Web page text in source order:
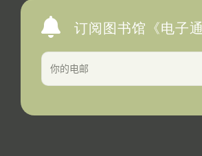
订阅图书馆《电子通